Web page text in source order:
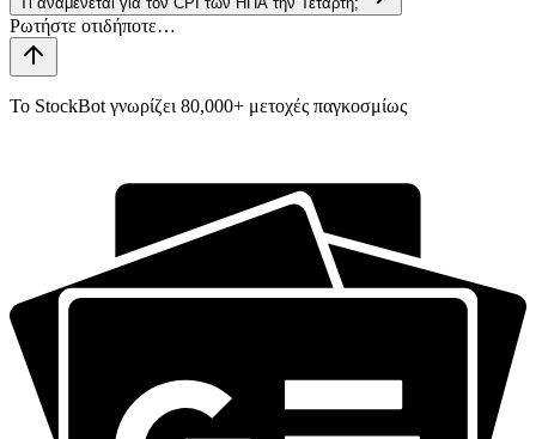
Το StockBot γνωρίζει 80,000+ μετοχές παγκοσμίως